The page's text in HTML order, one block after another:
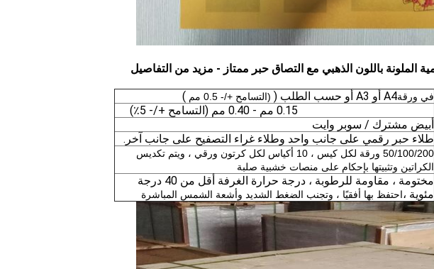
في ورقةA4 أو A3 أو حسب الطلب ( (التسامح +/- 0.5 مم )
0.15 مم - 0.40 مم (التسامح +/- 5٪)
أبيض مشترك / سوبر وايت
طلاء حبر رقمي على جانب واحد وطلاء غراء التصفيح على جانب آخر.
50/100/200 ورقة لكل كيس ، 10 أكياس لكل كرتون ورقي ، ويتم تكديس
الكراتين وتثبيتها بإحكام على منصات خشبية صلبة
مختومة ، مقاومة للرطوبة ، درجة حرارة الغرفة أقل من 40 درجة
مئوية ،احتفظ بها أفقيًا ، وتجنب الضغط الشديد وأشعة الشمس المباشرة